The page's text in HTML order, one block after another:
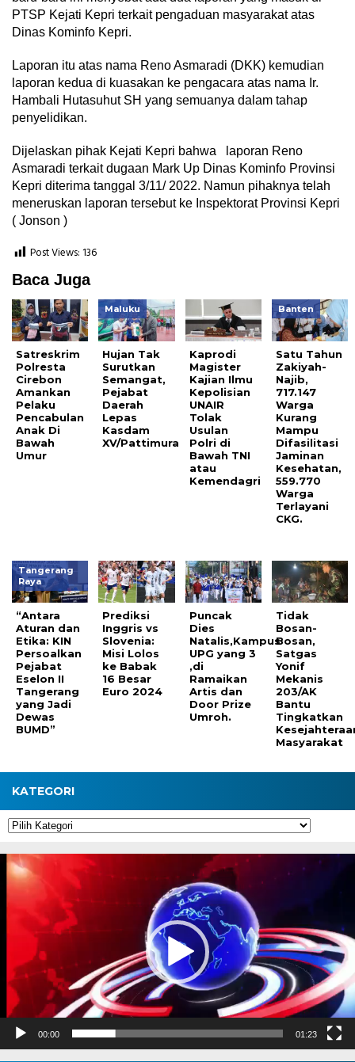
PTSP Kejati Kepri terkait pengaduan masyarakat atas
Dinas Kominfo Kepri.
Laporan itu atas nama Reno Asmaradi (DKK) kemudian
laporan kedua di kuasakan ke pengacara atas nama Ir.
Hambali Hutasuhut SH yang semuanya dalam tahap
penyelidikan.
Dijelaskan pihak Kejati Kepri bahwa laporan Reno
Asmaradi terkait dugaan Mark Up Dinas Kominfo Provinsi
Kepri diterima tanggal 3/11/ 2022. Namun pihaknya telah
meneruskan laporan tersebut ke Inspektorat Provinsi Kepri
( Jonson )
Post Views: 136
Baca Juga
Satreskrim
Polresta
Cirebon
Amankan
Pelaku
Pencabulan
Anak Di
Bawah
Umur
Maluku
Hujan Tak
Surutkan
Semangat,
Pejabat
Daerah
Lepas
Kasdam
XV/Pattimura
Kaprodi
Magister
Kajian Ilmu
Kepolisian
UNAIR
Tolak
Usulan
Polri di
Bawah TNI
atau
Kemendagri
Banten
Satu Tahun
Zakiyah-
Najib,
717.147
Warga
Kurang
Mampu
Difasilitasi
Jaminan
Kesehatan,
559.770
Warga
Terlayani
CKG.
Tangerang
Raya
“Antara
Aturan dan
Etika: KIN
Persoalkan
Pejabat
Eselon II
Tangerang
yang Jadi
Dewas
BUMD”
Prediksi
Inggris vs
Slovenia:
Misi Lolos
ke Babak
16 Besar
Euro 2024
Puncak
Dies
Natalis,Kampus
UPG yang 3
,di
Ramaikan
Artis dan
Door Prize
Umroh.
Tidak
Bosan-
Bosan,
Satgas
Yonif
Mekanis
203/AK
Bantu
Tingkatkan
Masyarakat
KATEGORI
Kategori
Pemutar
Video
00:00 01:23